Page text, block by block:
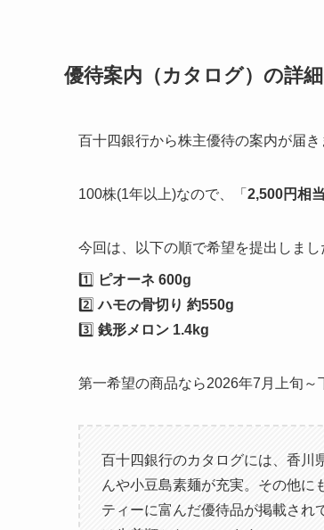
優待案内（カタログ）の詳細
百十四銀行から株主優待の案内が届き
100株(1年以上)なので、「 2,500円相
今回は、以下の順で希望を提出しまし
1️⃣ ピオーネ 600g
2️⃣ハモの骨切り 約550g
3️⃣ 銭形メロン 1.4kg
第一希望の商品なら2026年7月上旬～
百十四銀行のカタログには、香川
んや小豆島素麺が充実。その他に
ティーに富んだ優待品が掲載され